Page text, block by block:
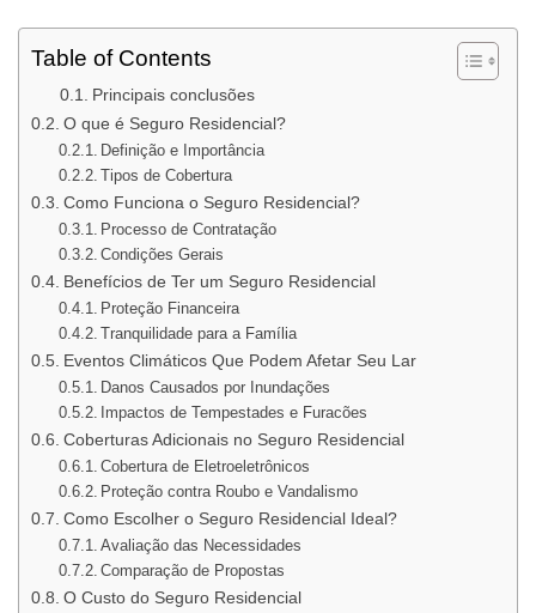
Table of Contents
Principais conclusões
O que é Seguro Residencial?
Definição e Importância
Tipos de Cobertura
Como Funciona o Seguro Residencial?
Processo de Contratação
Condições Gerais
Benefícios de Ter um Seguro Residencial
Proteção Financeira
Tranquilidade para a Família
Eventos Climáticos Que Podem Afetar Seu Lar
Danos Causados por Inundações
Impactos de Tempestades e Furacões
Coberturas Adicionais no Seguro Residencial
Cobertura de Eletroeletrônicos
Proteção contra Roubo e Vandalismo
Como Escolher o Seguro Residencial Ideal?
Avaliação das Necessidades
Comparação de Propostas
O Custo do Seguro Residencial